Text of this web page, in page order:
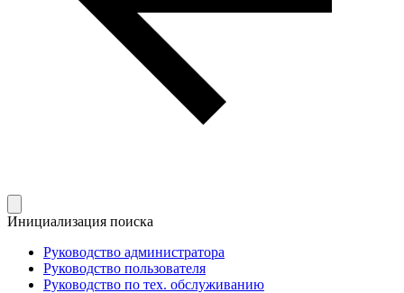
Инициализация поиска
Руководство администратора
Руководство пользователя
Руководство по тех. обслуживанию